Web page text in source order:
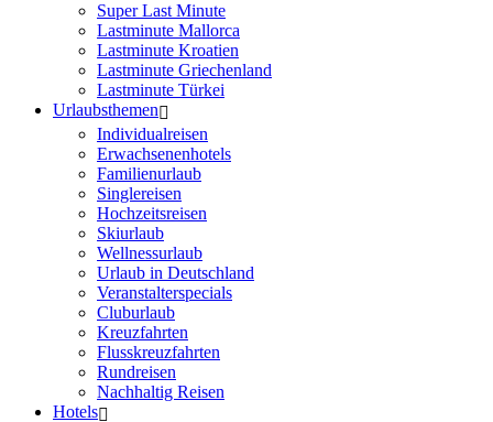
Super Last Minute
Lastminute Mallorca
Lastminute Kroatien
Lastminute Griechenland
Lastminute Türkei
Urlaubsthemen
Individualreisen
Erwachsenenhotels
Familienurlaub
Singlereisen
Hochzeitsreisen
Skiurlaub
Wellnessurlaub
Urlaub in Deutschland
Veranstalterspecials
Cluburlaub
Kreuzfahrten
Flusskreuzfahrten
Rundreisen
Nachhaltig Reisen
Hotels